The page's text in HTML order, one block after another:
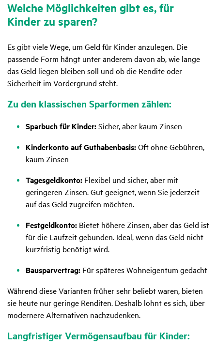
Welche Möglich­keiten gibt es, für
Kinder zu sparen?
Es gibt viele Wege, um Geld für Kinder anzulegen. Die
passende Form hängt unter anderem davon ab, wie lange
das Geld liegen bleiben soll und ob die Rendite oder
Sicherheit im Vordergrund steht.
Zu den klas­si­schen Spar­formen zählen:
Sparbuch für Kinder:Sicher, aber kaum Zinsen
Kinderkonto auf Guthabenbasis:Oft ohne Gebühren,
kaum Zinsen
Tagesgeldkonto: Flexibel und sicher, aber mit
geringeren Zinsen. Gut geeignet, wenn Sie jederzeit
auf das Geld zugreifen möchten.
Festgeldkonto: Bietet höhere Zinsen, aber das Geld ist
für die Laufzeit gebunden. Ideal, wenn das Geld nicht
kurzfristig benötigt wird.
Bausparvertrag: Für späteres Wohneigentum gedacht
Während diese Varianten früher sehr beliebt waren, bieten
sie heute nur geringe Renditen. Deshalb lohnt es sich, über
modernere Alternativen nachzudenken.
Lang­fris­tiger Vermö­gens­aufbau für Kinder: